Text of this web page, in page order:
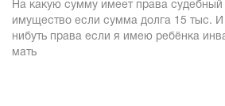
На какую сумму имеет права судебный
имущество если сумма долга 15 тыс. И
нибуть права если я имею ребёнка
мать